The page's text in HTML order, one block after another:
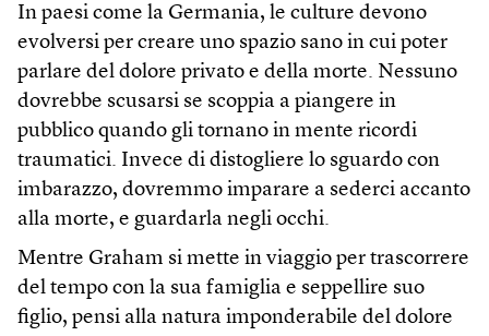
In paesi come la Germania, le culture devono
evolversi per creare uno spazio sano in cui poter
parlare del dolore privato e della morte. Nessuno
dovrebbe scusarsi se scoppia a piangere in
pubblico quando gli tornano in mente ricordi
traumatici. Invece di distogliere lo sguardo con
imbarazzo, dovremmo imparare a sederci accanto
alla morte, e guardarla negli occhi.
Mentre Graham si mette in viaggio per trascorrere
del tempo con la sua famiglia e seppellire suo
figlio, pensi alla natura imponderabile del dolore